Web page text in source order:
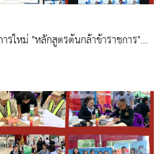
รใหม่ "หลักสูตรต้นกล้าข้าราชการ"